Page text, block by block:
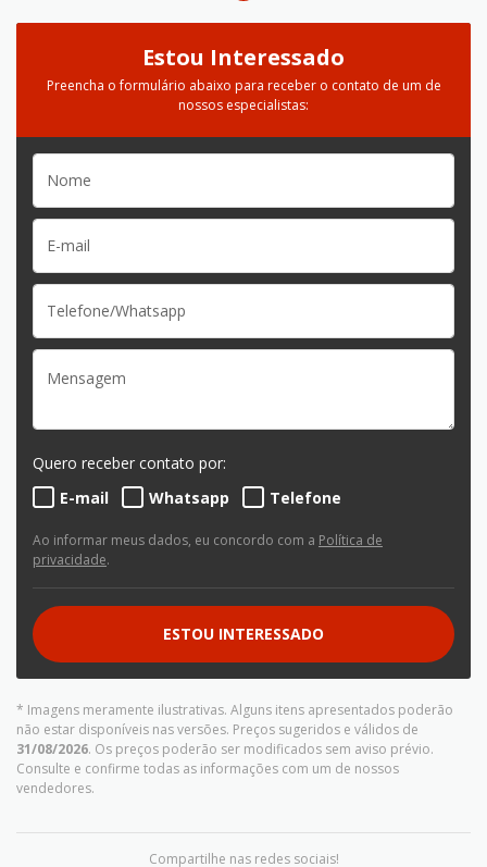
Estou Interessado
Preencha o formulário abaixo para receber o contato de um de
nossos especialistas:
Quero receber contato por:
E-mail
Whatsapp Telefone
Ao informar meus dados, eu concordo com a Política de
privacidade.
ESTOU INTERESSADO
* Imagens meramente ilustrativas. Alguns itens apresentados poderão
não estar disponíveis nas versões. Preços sugeridos e válidos de
31/08/2026. Os preços poderão ser modificados sem aviso prévio.
Consulte e confirme todas as informações com um de nossos
vendedores.
Compartilhe nas redes sociais!